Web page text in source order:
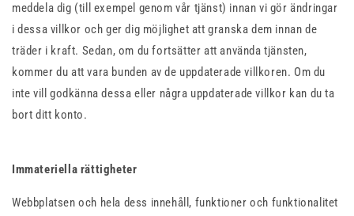
meddela dig (till exempel genom vår tjänst) innan vi gör ändringar
i dessa villkor och ger dig möjlighet att granska dem innan de
träder i kraft. Sedan, om du fortsätter att använda tjänsten,
kommer du att vara bunden av de uppdaterade villkoren. Om du
inte vill godkänna dessa eller några uppdaterade villkor kan du ta
bort ditt konto.
Immateriella rättigheter
Webbplatsen och hela dess innehåll, funktioner och funktionalitet